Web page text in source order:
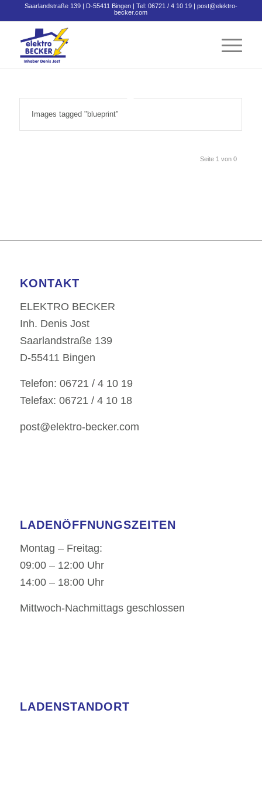
Saarlandstraße 139 | D-55411 Bingen | Tel: 06721 / 4 10 19 | post@elektro-
becker.com
Images tagged "blueprint"
Seite 1 von 0
KONTAKT
ELEKTRO BECKER
Inh. Denis Jost
Saarlandstraße 139
D-55411 Bingen
Telefon: 06721 / 4 10 19
Telefax: 06721 / 4 10 18
post@elektro-becker.com
LADENÖFFNUNGSZEITEN
Montag – Freitag:
09:00 – 12:00 Uhr
14:00 – 18:00 Uhr
Mittwoch-Nachmittags geschlossen
LADENSTANDORT